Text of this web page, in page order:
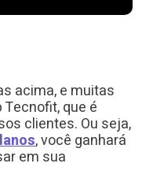
acima, e muitas
que é
clientes. Ou seja,
, você ganhará
em sua